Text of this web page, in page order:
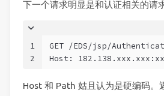
下一个请求明显是和认证相关的请
1
2
GET /EDS/jsp/
Host:
Host 和 Path 姑且认为是硬编码